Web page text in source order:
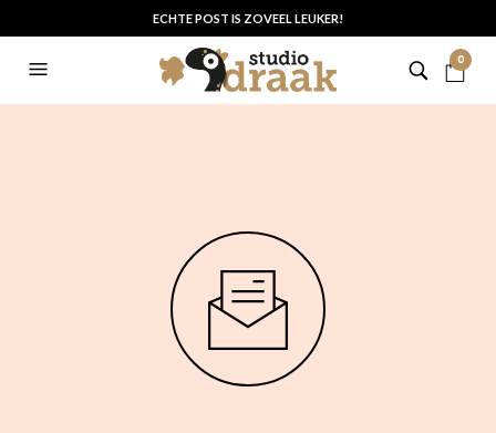
ECHTE POST IS ZOVEEL LEUKER!
0